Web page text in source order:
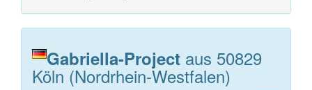
Gabriella-Project aus 50829
Köln (Nordrhein-Westfalen)